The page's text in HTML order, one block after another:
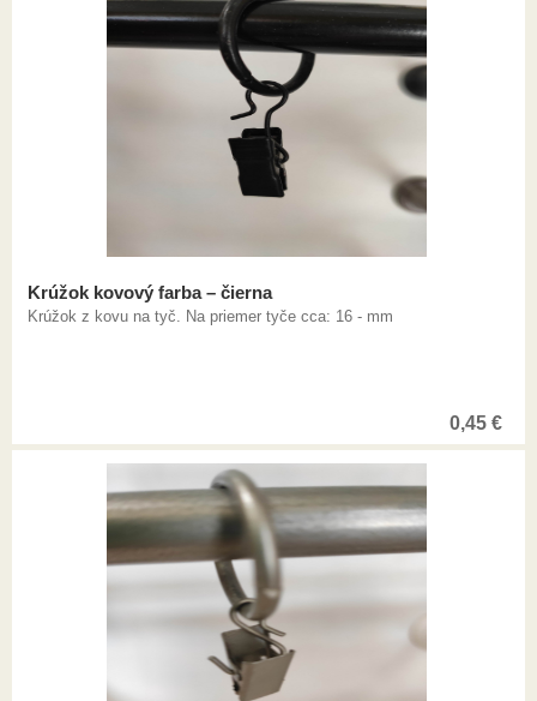
Krúžok kovový farba – čierna
Krúžok z kovu na tyč. Na priemer tyče cca: 16 - mm
0,45 €